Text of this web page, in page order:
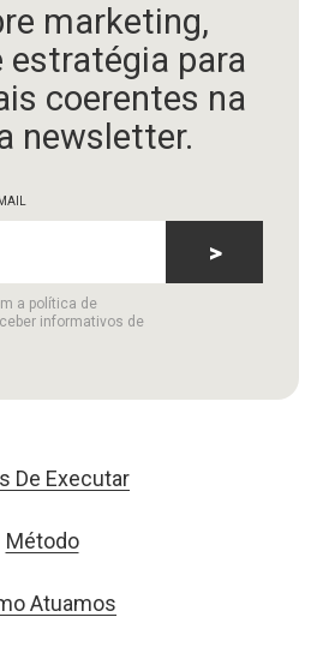
marketing,
estratégia para
coerentes na
newsletter.
a política de
informativos de
>
De Executar
Método
Atuamos